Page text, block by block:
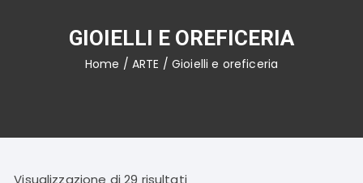
GIOIELLI E OREFICERIA
Home / ARTE / Gioielli e oreficeria
Visualizzazione di 29 risultatiOrdina